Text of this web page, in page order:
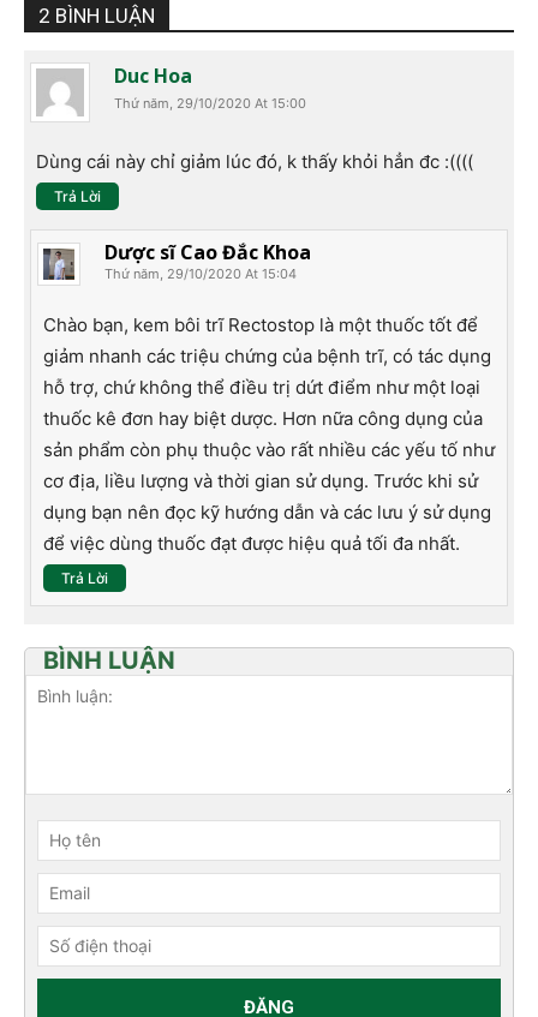
2 BÌNH LUẬN
Duc Hoa
Thứ năm, 29/10/2020 At 15:00
Dùng cái này chỉ giảm lúc đó, k thấy khỏi hẳn đc :((((
Trả Lời
Dược sĩ Cao Đắc Khoa
Thứ năm, 29/10/2020 At 15:04
Chào bạn, kem bôi trĩ Rectostop là một thuốc tốt để
giảm nhanh các triệu chứng của bệnh trĩ, có tác dụng
hỗ trợ, chứ không thể điều trị dứt điểm như một loại
thuốc kê đơn hay biệt dược. Hơn nữa công dụng của
sản phẩm còn phụ thuộc vào rất nhiều các yếu tố như
cơ địa, liều lượng và thời gian sử dụng. Trước khi sử
dụng bạn nên đọc kỹ hướng dẫn và các lưu ý sử dụng
để việc dùng thuốc đạt được hiệu quả tối đa nhất.
Trả Lời
BÌNH LUẬN